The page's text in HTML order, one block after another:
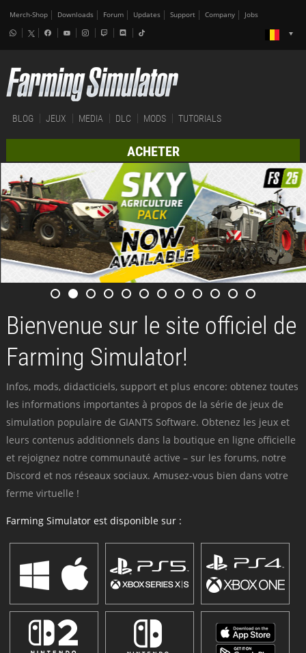
Merch-Shop Downloads Forum Updates Support Company Jobs
BLOG JEUX MEDIA DLC MODS TUTORIALS
ACHETER
Bienvenue sur le site officiel de
Farming Simulator!
Infos, mods, didacticiels, support et plus encore: obtenez toutes
les informations importantes à propos de la série de jeux de
simulation populaire de GIANTS Software. Obtenez les jeux et
leurs contenus additionnels dans la boutique en ligne officielle
et rejoignez notre communauté active – sur les forums, notre
Discord et nos réseaux sociaux. Amusez-vous bien dans votre
ferme virtuelle !
Farming Simulator est disponible sur :